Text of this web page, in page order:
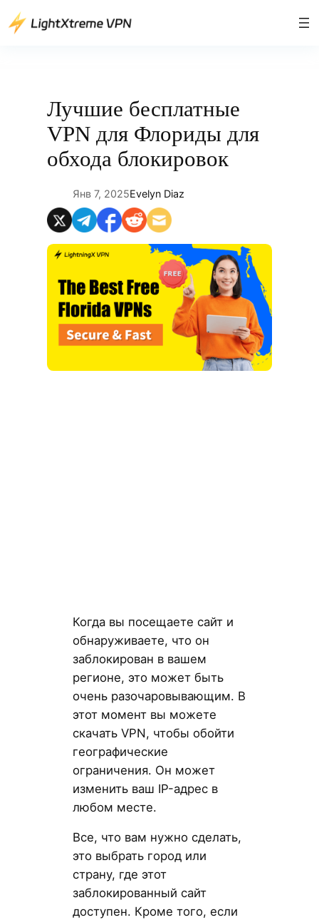
Перейти
Лучшие бесплатные
VPN для Флориды для
обхода блокировок
Янв 7, 2025Evelyn Diaz
Когда вы посещаете сайт и
обнаруживаете, что он
заблокирован в вашем
регионе, это может быть
очень разочаровывающим. В
этот момент вы можете
скачать VPN, чтобы обойти
географические
ограничения. Он может
изменить ваш IP-адрес в
любом месте.
Все, что вам нужно сделать,
это выбрать город или
страну, где этот
заблокированный сайт
доступен. Кроме того, если